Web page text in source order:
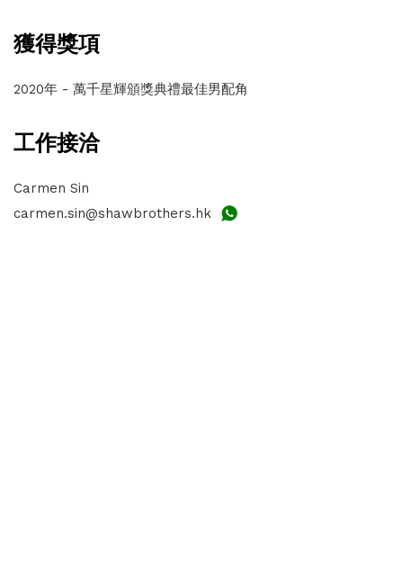
獲得獎項
2020年 - 萬千星輝頒獎典禮最佳男配角
工作接洽
Carmen Sin
carmen.sin@shawbrothers.hk